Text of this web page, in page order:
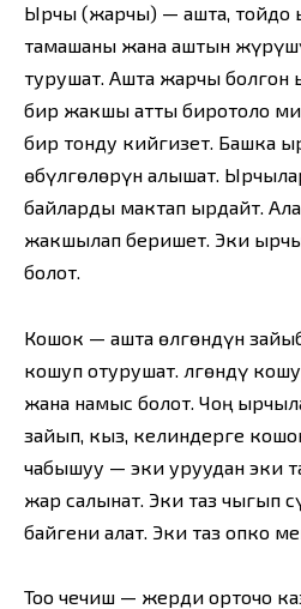
Ырчы (жарчы) — ашта, тойдо
тамашаны жана аштын
турушат. Ашта жарчы болгон
бир жакшы атты биротоло
бир тонду кийгизет. Башка
өбүлгөлөрүн алышат.
байларды мактап ырдайт.
жакшылап беришет. Эки
болот.
Кошок — ашта өлгөндүн
кошуп отурушат. Өлгөндү
жана намыс болот. Чоң
зайып, кыз, келиндерге
чабышуу — эки уруудан эки
жар салынат. Эки таз чыгып
байгени алат. Эки таз опко
Too чечиш — жерди орточо